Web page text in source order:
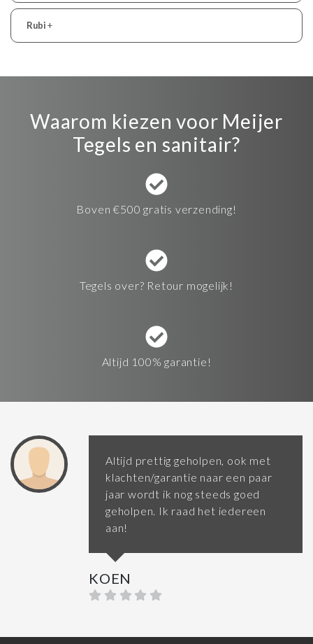
Rubi+
Waarom kiezen voor Meijer
Tegels en sanitair?
Boven €500 gratis verzending!
Tegels over? Retour mogelijk!
Altijd 100% garantie!
Altijd prettig geholpen, ook met
klachten/garantie naar een paar
jaar wordt ik nog steeds goed
geholpen. Ik raad het iedereen
aan!
KOEN